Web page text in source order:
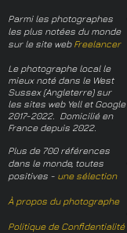
Parmi les photographes
les plus notées du monde
sur le site web Freelancer
Le photographe local le
mieux noté dans le West
Sussex (Angleterre) sur
les sites web Yell et Google
2017-2022. Domicilié en
France depuis 2022.
Plus de 700 références
dans le monde, toutes
positives - une sélection
À propos du photographe
Politique de Confidentialité